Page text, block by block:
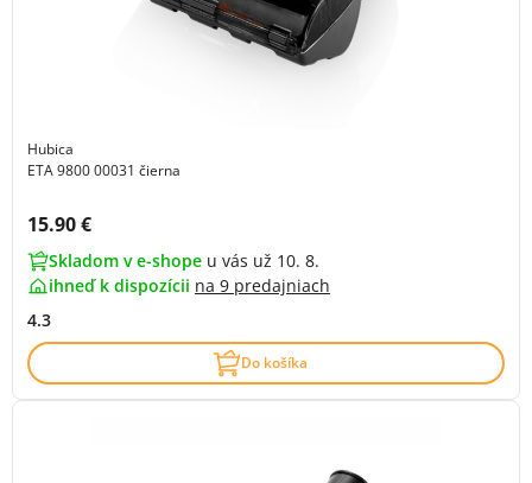
Hubica
ETA 9800 00031 čierna
Cena s DPH:
15.90 €
Skladom v e-shope u vás už 10. 8.
ihneď k dispozícii na 9 predajniach
4.3
Do košíka